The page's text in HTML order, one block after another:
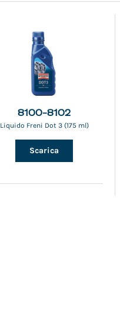
8100-8102
Liquido Freni Dot 3 (175 ml)
Scarica